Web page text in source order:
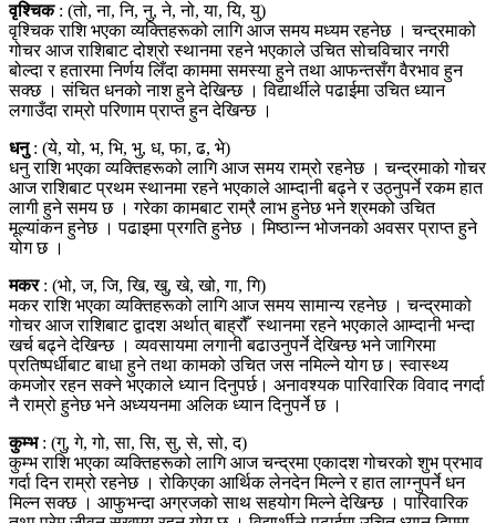
वृश्चिक: (तो, ना, नि, नु, ने, नो, या, यि, यु)
वृश्चिक राशि भएका व्यक्तिहरूको लागि आज समय मध्यम रहनेछ । चन्द्रमाको
गोचर आज राशिबाट दोश्रो स्थानमा रहने भएकाले उचित सोचविचार नगरी
बोल्दा र हतारमा निर्णय लिँदा काममा समस्या हुने तथा आफन्तसँग वैरभाव हुन
सक्छ । संचित धनको नाश हुने देखिन्छ । विद्यार्थीले पढाईमा उचित ध्यान
लगाउँदा राम्रो परिणाम प्राप्त हुन देखिन्छ ।
धनु: (ये, यो, भ, भि, भु, ध, फा, ढ, भे)
धनु राशि भएका व्यक्तिहरूको लागि आज समय राम्रो रहनेछ । चन्द्रमाको गोचर
आज राशिबाट प्रथम स्थानमा रहने भएकाले आम्दानी बढ्ने र उठ्नुपर्ने रकम हात
लागी हुने समय छ । गरेका कामबाट राम्रै लाभ हुनेछ भने श्रमको उचित
मूल्यांकन हुनेछ । पढाइमा प्रगति हुनेछ । मिष्ठान्न भोजनको अवसर प्राप्त हुने
योग छ ।
मकर: (भो, ज, जि, खि, खु, खे, खो, गा, गि)
मकर राशि भएका व्यक्तिहरूको लागि आज समय सामान्य रहनेछ । चन्द्रमाको
गोचर आज राशिबाट द्वादश अर्थात् बाह्रौँ स्थानमा रहने भएकाले आम्दानी भन्दा
खर्च बढ्ने देखिन्छ । व्यवसायमा लगानी बढाउनुपर्ने देखिन्छ भने जागिरमा
प्रतिष्पर्धीबाट बाधा हुने तथा कामको उचित जस नमिल्ने योग छ। स्वास्थ्य
कमजोर रहन सक्ने भएकाले ध्यान दिनुपर्छ। अनावश्यक पारिवारिक विवाद नगर्दा
नै राम्रो हुनेछ भने अध्ययनमा अलिक ध्यान दिनुपर्ने छ ।
कुम्भ: (गु, गे, गो, सा, सि, सु, से, सो, द)
कुम्भ राशि भएका व्यक्तिहरूको लागि आज चन्द्रमा एकादश गोचरको शुभ प्रभाव
गर्दा दिन राम्रो रहनेछ । रोकिएका आर्थिक लेनदेन मिल्ने र हात लाग्नुपर्ने धन
मिल्न सक्छ । आफुभन्दा अग्रजको साथ सहयोग मिल्ने देखिन्छ । पारिवारिक